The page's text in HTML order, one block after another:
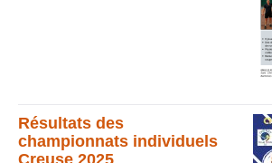
Résultats des
championnats individuels
Creuse 2025